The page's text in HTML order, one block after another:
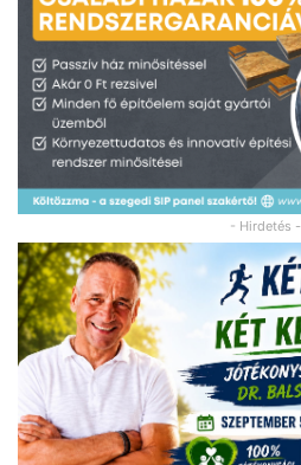
- Hirdetés -